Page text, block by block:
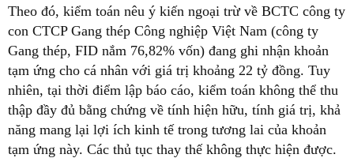
Theo đó, kiểm toán nêu ý kiến ngoại trừ về BCTC công ty
con CTCP Gang thép Công nghiệp Việt Nam (công ty
Gang thép, FID nắm 76,82% vốn) đang ghi nhận khoản
tạm ứng cho cá nhân với giá trị khoảng 22 tỷ đồng. Tuy
nhiên, tại thời điểm lập báo cáo, kiểm toán không thể thu
thập đầy đủ bằng chứng về tính hiện hữu, tính giá trị, khả
năng mang lại lợi ích kinh tế trong tương lai của khoản
tạm ứng này. Các thủ tục thay thế không thực hiện được.